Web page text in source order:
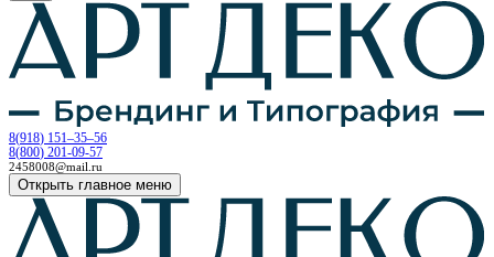
8(918) 151–35–56
8(800) 201-09-57
2458008@mail.ru
Открыть главное меню